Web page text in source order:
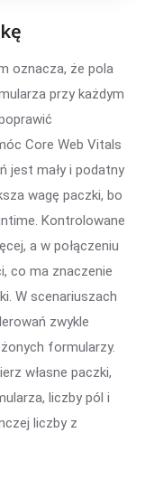
oznacza, że pola
przy każdym
Core Web Vitals
jest mały i podatny
wagę paczki, bo
Kontrolowane
a w połączeniu
co ma znaczenie
W scenariuszach
zwykle
formularzy.
własne paczki,
liczby pól i
liczby z